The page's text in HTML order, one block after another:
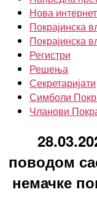
Нова
Покрајинска
Покрајинска
Регистри
Решења
Секретаријати
Симболи
Чланови
поводом
немачке